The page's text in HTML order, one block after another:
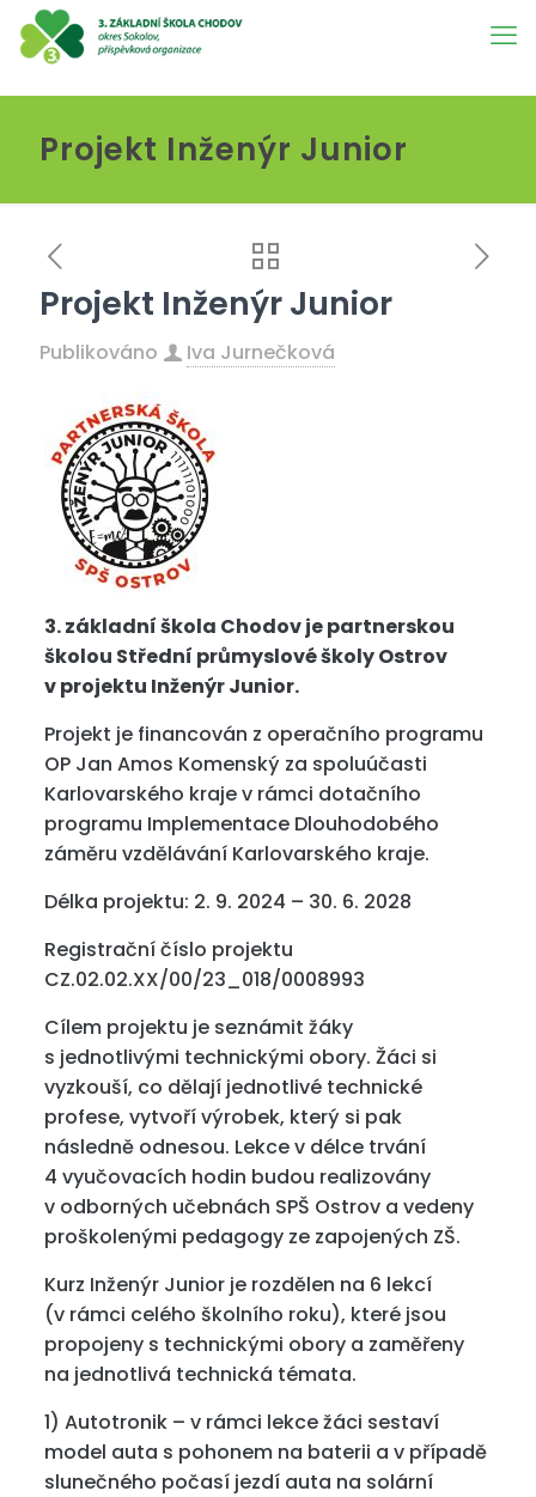
Projekt Inženýr Junior
Projekt Inženýr Junior
Publikováno Iva Jurnečková
3. základní škola Chodov je partnerskou
školou Střední průmyslové školy Ostrov
v projektu Inženýr Junior.
Projekt je financován z operačního programu
OP Jan Amos Komenský za spoluúčasti
Karlovarského kraje v rámci dotačního
programu Implementace Dlouhodobého
záměru vzdělávání Karlovarského kraje.
Délka projektu: 2. 9. 2024 – 30. 6. 2028
Registrační číslo projektu
CZ.02.02.XX/00/23_018/0008993
Cílem projektu je seznámit žáky
s jednotlivými technickými obory. Žáci si
vyzkouší, co dělají jednotlivé technické
profese, vytvoří výrobek, který si pak
následně odnesou. Lekce v délce trvání
4 vyučovacích hodin budou realizovány
v odborných učebnách SPŠ Ostrov a vedeny
proškolenými pedagogy ze zapojených ZŠ.
Kurz Inženýr Junior je rozdělen na 6 lekcí
(v rámci celého školního roku), které jsou
propojeny s technickými obory a zaměřeny
na jednotlivá technická témata.
1) Autotronik – v rámci lekce žáci sestaví
model auta s pohonem na baterii a v případě
slunečného počasí jezdí auta na solární